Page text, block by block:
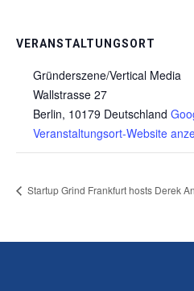
VERANSTALTUNGSORT
Gründerszene/Vertical Media
Wallstrasse 27
Berlin, 10179 Deutschland
Veranstaltungsort-Website
Startup Grind Frankfurt hosts Derek